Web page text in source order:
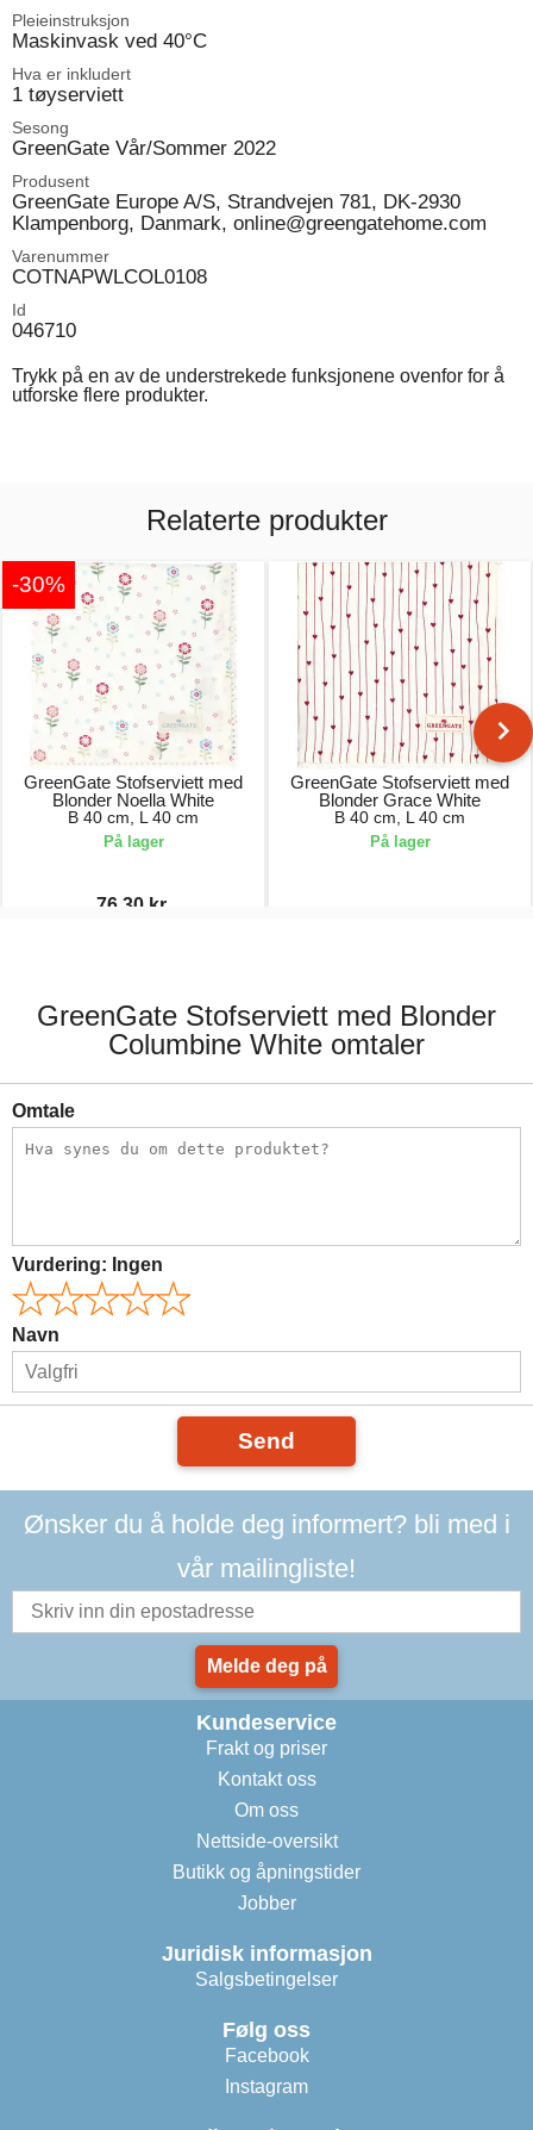
Pleieinstruksjon
Maskinvask ved 40°C
Hva er inkludert
1 tøyserviett
Sesong
GreenGate Vår/Sommer 2022
Produsent
GreenGate Europe A/S, Strandvejen 781, DK-2930
Klampenborg, Danmark, online@greengatehome.com
Varenummer
COTNAPWLCOL0108
Id
046710
Trykk på en av de understrekede funksjonene ovenfor for å
utforske flere produkter.
Relaterte produkter
-30%
GreenGate Stofserviett med
Blonder Noella White
B 40 cm, L 40 cm
På lager
76,30 kr.
GreenGate Stofserviett med
Blonder Grace White
B 40 cm, L 40 cm
På lager
GreenGate Stofserviett med Blonder
Columbine White omtaler
Omtale
Vurdering: Ingen
Navn
Send
Ønsker du å holde deg informert? bli med i
vår mailingliste!
Melde deg på
Kundeservice
Frakt og priser
Kontakt oss
Om oss
Nettside-oversikt
Butikk og åpningstider
Jobber
Juridisk informasjon
Salgsbetingelser
Følg oss
Facebook
Instagram